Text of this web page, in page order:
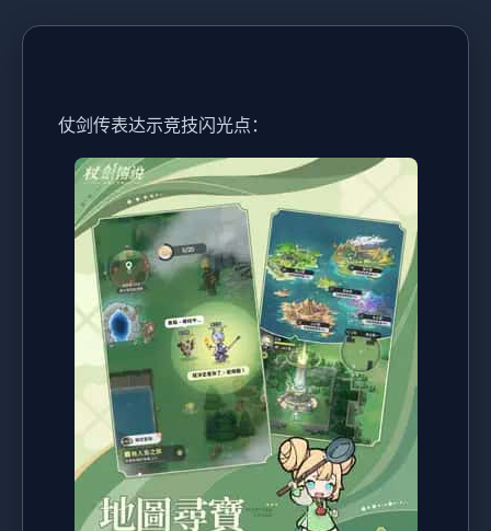
仗剑传表达示竞技闪光点：